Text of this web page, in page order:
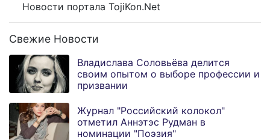
Новости портала TojiKon.Net
Свежие Новости
Владислава Соловьёва делится
своим опытом о выборе профессии и
призвании
Журнал "Российский колокол"
отметил Аннэтэс Рудман в
номинации "Поэзия"